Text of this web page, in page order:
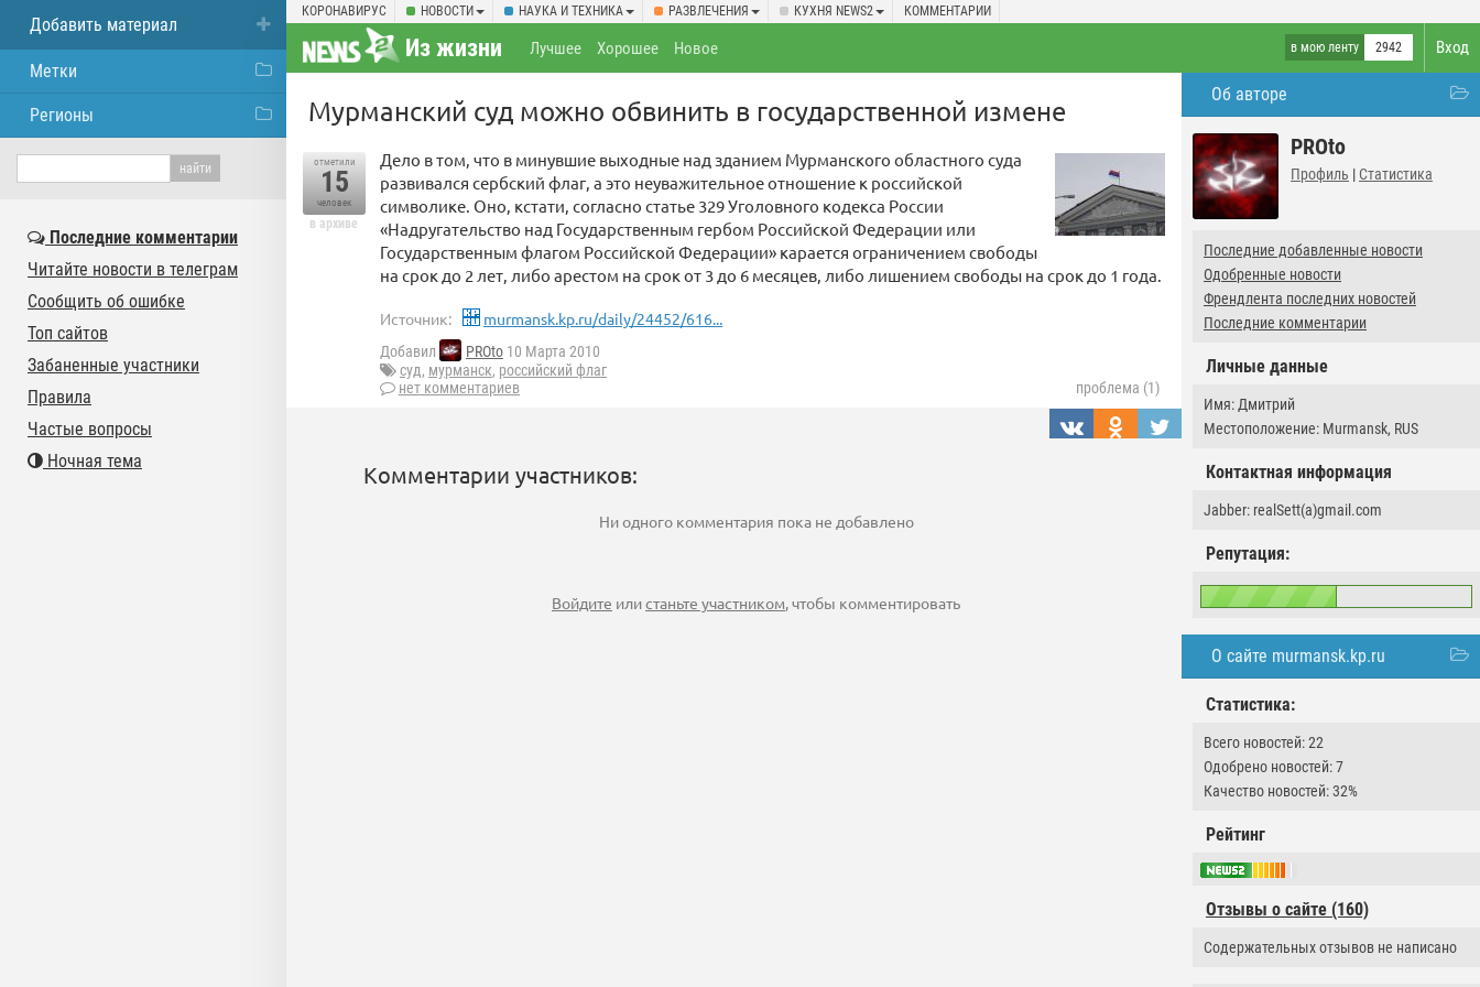
КОРОНАВИРУС НОВОСТИ НАУКА И ТЕХНИКА РАЗВЛЕЧЕНИЯ КУХНЯ NEWS2 КОММЕНТАРИИ
Вход
Из жизни в мою ленту 2942
Лучшее Хорошее Новое
Об авторе
PROto
Профиль | Статистика
Последние добавленные новости
Одобренные новости
Френдлента последних новостей
Последние комментарии
Личные данные
Имя: Дмитрий
Местоположение: Murmansk, RUS
Контактная информация
Jabber: realSett(a)gmail.com
Репутация:
О сайте murmansk.kp.ru
Статистика:
Всего новостей: 22
Одобрено новостей: 7
Качество новостей: 32%
Рейтинг
Отзывы о сайте (160)
Содержательных отзывов не написано
Мурманский суд можно обвинить в государственной измене
отметили
15
человек
в архиве
Дело в том, что в минувшие выходные над зданием Мурманского областного суда
развивался сербский флаг, а это неуважительное отношение к российской
символике. Оно, кстати, согласно статье 329 Уголовного кодекса России
«Надругательство над Государственным гербом Российской Федерации или
Государственным флагом Российской Федерации» карается ограничением свободы
на срок до 2 лет, либо арестом на срок от 3 до 6 месяцев, либо лишением свободы на срок до 1 года.
Источник: murmansk.kp.ru/daily/24452/616...
Добавил PROto 10 Марта 2010
суд, мурманск, российский флаг
нет комментариев
проблема (1)
Комментарии участников:
Ни одного комментария пока не добавлено
Войдите илистаньте участником, чтобы комментировать
Добавить материал
Метки
Регионы
Последние комментарии
Читайте новости в телеграм
Сообщить об ошибке
Топ сайтов
Забаненные участники
Правила
Частые вопросы
Ночная тема